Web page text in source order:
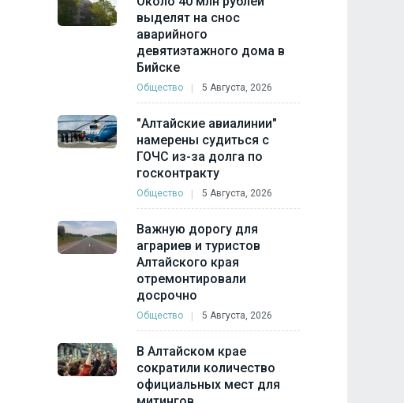
выделят на снос
аварийного
девятиэтажного дома в
Бийске
Общество 5 Августа, 2026
"Алтайские авиалинии"
намерены судиться с
ГОЧС из-за долга по
госконтракту
Общество 5 Августа, 2026
Важную дорогу для
аграриев и туристов
Алтайского края
отремонтировали
досрочно
Общество 5 Августа, 2026
В Алтайском крае
сократили количество
официальных мест для